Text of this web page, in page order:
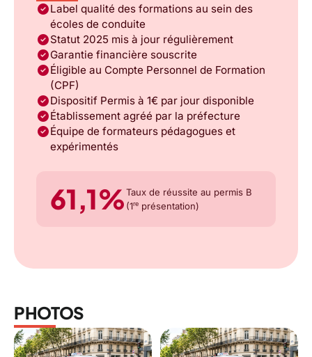
check_circleLabel qualité des formations au sein des
écoles de conduite
check_circleStatut 2025 mis à jour régulièrement
check_circleGarantie financière souscrite
check_circleÉligible au Compte Personnel de Formation
(CPF)
check_circleDispositif Permis à 1€ par jour disponible
check_circleÉtablissement agréé par la préfecture
check_circleÉquipe de formateurs pédagogues et
expérimentés
61,1%Taux de réussite au permis B
(1re présentation)
PHOTOS